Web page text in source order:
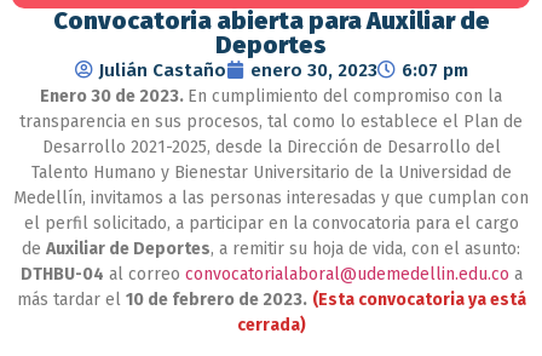
Convocatoria abierta para Auxiliar de
Deportes
Julián Castaño enero 30, 2023 6:07 pm
Enero 30 de 2023. En cumplimiento del compromiso con la
transparencia en sus procesos, tal como lo establece el Plan de
Desarrollo 2021-2025, desde la Dirección de Desarrollo del
Talento Humano y Bienestar Universitario de la Universidad de
Medellín, invitamos a las personas interesadas y que cumplan con
el perfil solicitado, a participar en la convocatoria para el cargo
de Auxiliar de Deportes, a remitir su hoja de vida, con el asunto:
DTHBU-04 al correo convocatorialaboral@udemedellin.edu.co a
más tardar el 10 de febrero de 2023. (Esta convocatoria ya está
cerrada)